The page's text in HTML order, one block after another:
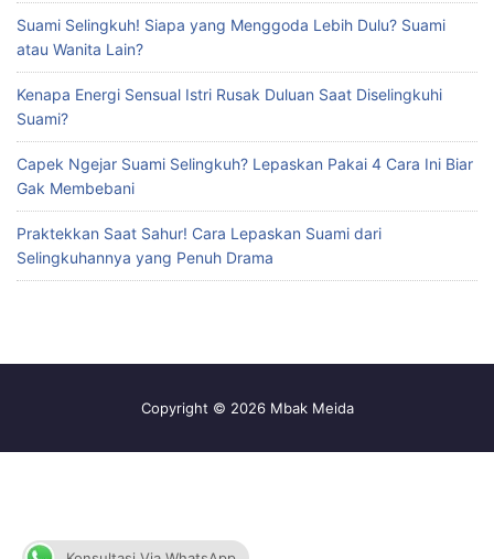
Suami Selingkuh! Siapa yang Menggoda Lebih Dulu? Suami
atau Wanita Lain?
Kenapa Energi Sensual Istri Rusak Duluan Saat Diselingkuhi
Suami?
Capek Ngejar Suami Selingkuh? Lepaskan Pakai 4 Cara Ini Biar
Gak Membebani
Praktekkan Saat Sahur! Cara Lepaskan Suami dari
Selingkuhannya yang Penuh Drama
Copyright © 2026 Mbak Meida